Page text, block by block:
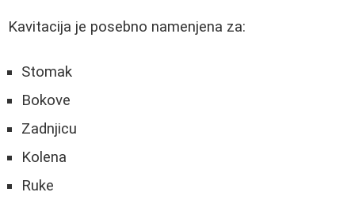
Kavitacija je posebno namenjena za:
Stomak
Bokove
Zadnjicu
Kolena
Ruke